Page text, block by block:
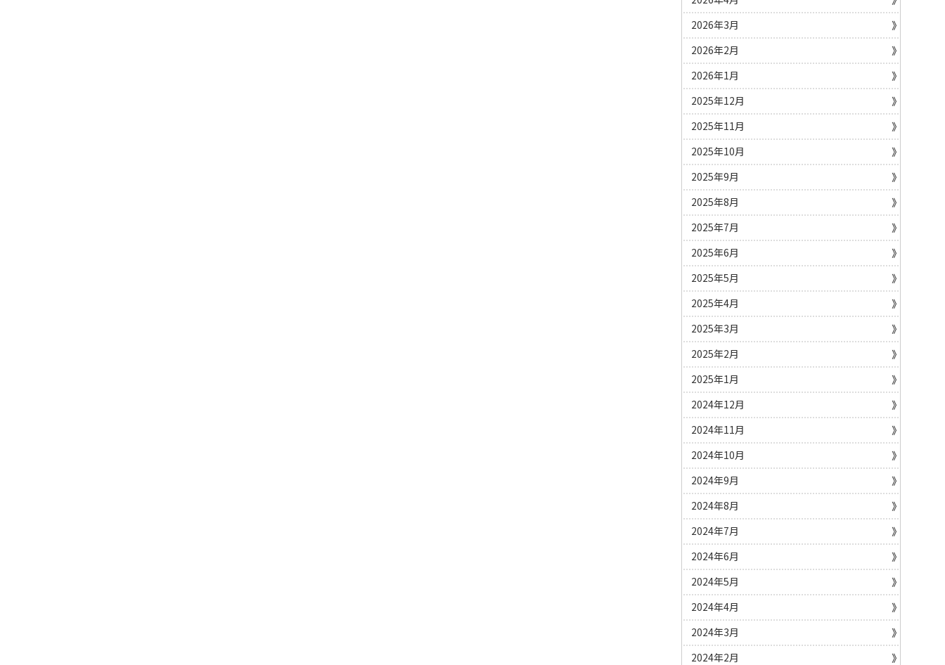
2026年3月
2026年2月
2026年1月
2025年12月
2025年11月
2025年10月
2025年9月
2025年8月
2025年7月
2025年6月
2025年5月
2025年4月
2025年3月
2025年2月
2025年1月
2024年12月
2024年11月
2024年10月
2024年9月
2024年8月
2024年7月
2024年6月
2024年5月
2024年4月
2024年3月
2024年2月